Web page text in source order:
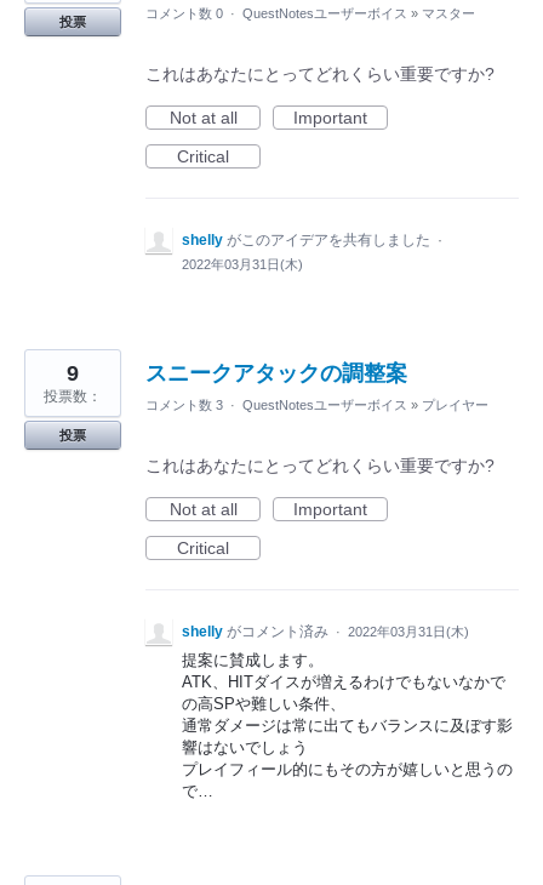
っ
た
投票
コメント数 0 · QuestNotesユーザーボイス » マスター
これはあなたにとってどれくらい重要ですか?
Not at all
Important
Critical
shelly がこのアイデアを共有しました ·
2022年03月31日(木)
スニークアタックの調整案
9
投票数：
投票
コメント数 3 · QuestNotesユーザーボイス » プレイヤー
これはあなたにとってどれくらい重要ですか?
Not at all
Important
Critical
shelly がコメント済み · 2022年03月31日(木)
提案に賛成します。
ATK、HITダイスが増えるわけでもないなかで
の高SPや難しい条件、
通常ダメージは常に出てもバランスに及ぼす影
響はないでしょう
プレイフィール的にもその方が嬉しいと思うの
で…